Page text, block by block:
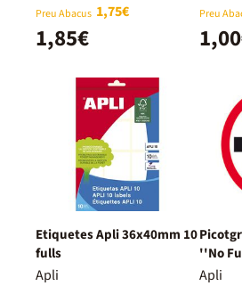
Preu Abacus 1,75€
1,85€
Preu
Etiquetes Apli 36x40mm 10
fulls
Apli
''No
Apli